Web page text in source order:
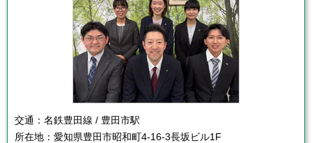
交通： 名鉄豊田線 / 豊田市駅
所在地： 愛知県豊田市昭和町4-16-3長坂ビル1F